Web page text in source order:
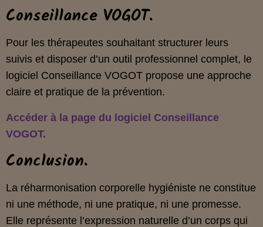
Conseillance VOGOT.
Pour les thérapeutes souhaitant structurer leurs
suivis et disposer d’un outil professionnel complet, le
logiciel Conseillance VOGOT propose une approche
claire et pratique de la prévention.
Accéder à la page du logiciel Conseillance
VOGOT.
Conclusion.
La réharmonisation corporelle hygiéniste ne constitue
ni une méthode, ni une pratique, ni une promesse.
Elle représente l’expression naturelle d’un corps qui